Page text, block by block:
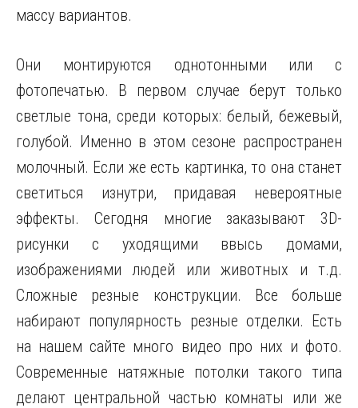
массу вариантов.
Они монтируются однотонными или с
фотопечатью. В первом случае берут только
светлые тона, среди которых: белый, бежевый,
голубой. Именно в этом сезоне распространен
молочный. Если же есть картинка, то она станет
светиться изнутри, придавая невероятные
эффекты. Сегодня многие заказывают 3D-
рисунки с уходящими ввысь домами,
изображениями людей или животных и т.д.
Сложные резные конструкции. Все больше
набирают популярность резные отделки. Есть
на нашем сайте много видео про них и фото.
Современные натяжные потолки такого типа
делают центральной частью комнаты или же